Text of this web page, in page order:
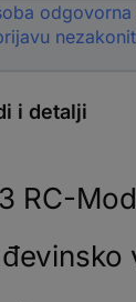
i detalji
RC-